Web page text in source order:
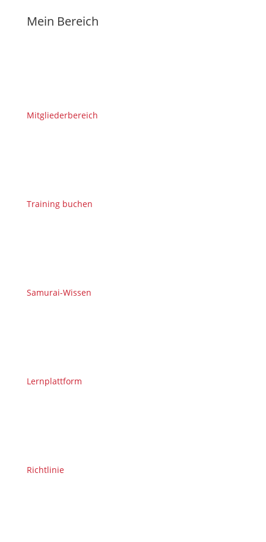
Mein Bereich
Mitgliederbereich
Training buchen
Samurai-Wissen
Lernplattform
Richtlinie